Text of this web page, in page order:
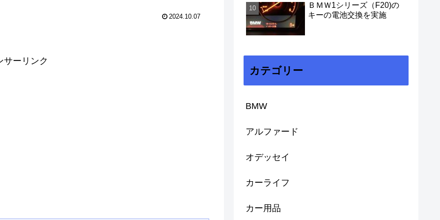
2024.10.07
サーリンク
ＢＭＷ1シリーズ（F20)の
キーの電池交換を実施
カテゴリー
BMW
アルファード
オデッセイ
カーライフ
カー用品